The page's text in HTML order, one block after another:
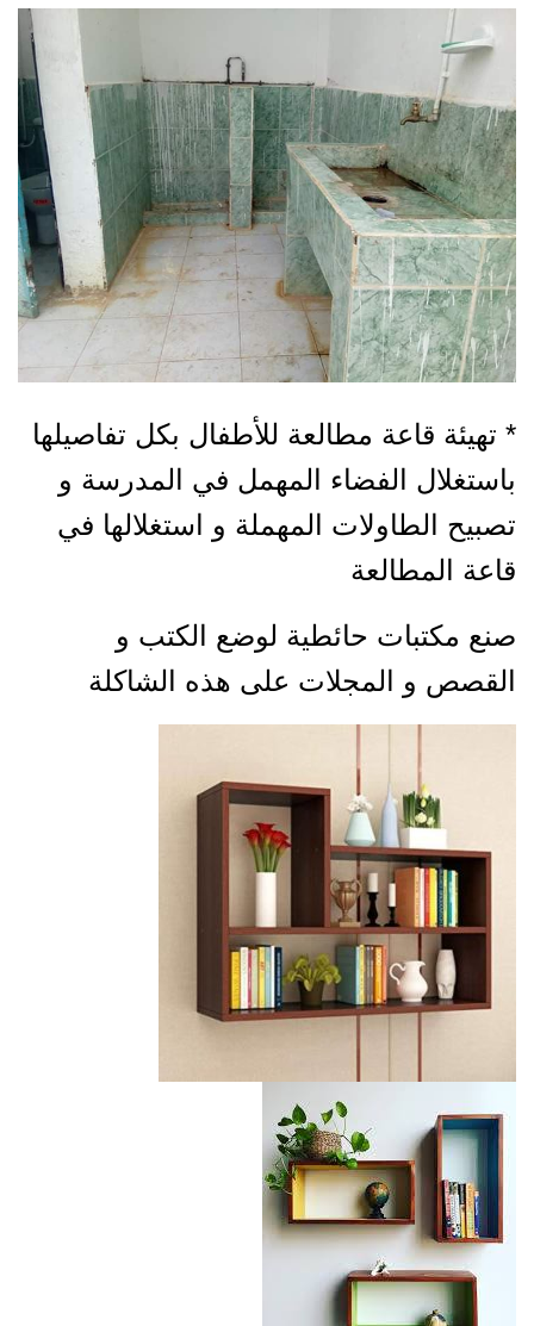
* تهيئة قاعة مطالعة للأطفال بكل تفاصيلها
باستغلال الفضاء المهمل في المدرسة و
تصبيح الطاولات المهملة و استغلالها في
قاعة المطالعة
صنع مكتبات حائطية لوضع الكتب و
القصص و المجلات على هذه الشاكلة